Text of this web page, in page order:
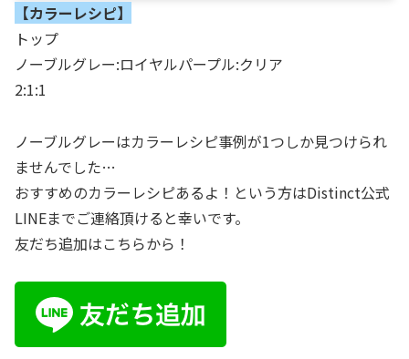
【カラーレシピ】
トップ
ノーブルグレー:ロイヤルパープル:クリア
2:1:1
ノーブルグレーはカラーレシピ事例が1つしか見つけられ
ませんでした…
おすすめのカラーレシピあるよ！という方はDistinct公式
LINEまでご連絡頂けると幸いです。
友だち追加はこちらから！